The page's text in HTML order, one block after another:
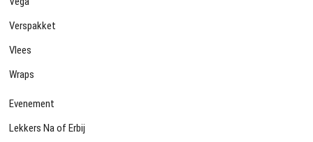
Verspakket
Vlees
Wraps
Evenement
Lekkers Na of Erbij